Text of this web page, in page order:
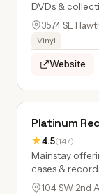
DVDs &
3574 SE
Vinyl
Website
Platinum
★4.5(147)
Mainstay
cases &
104 SW 2nd